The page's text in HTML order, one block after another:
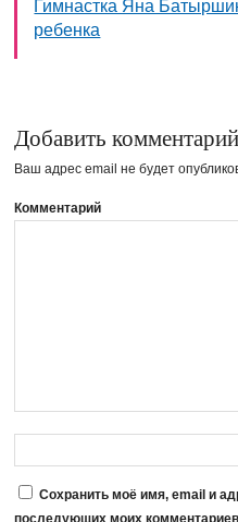
Гимнастка Яна
ребенка
Добавить комментарий
Ваш адрес email не будет
Комментарий
Сохранить моё имя, email и
последующих моих